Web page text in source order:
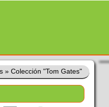
» Colección "Tom Gates"